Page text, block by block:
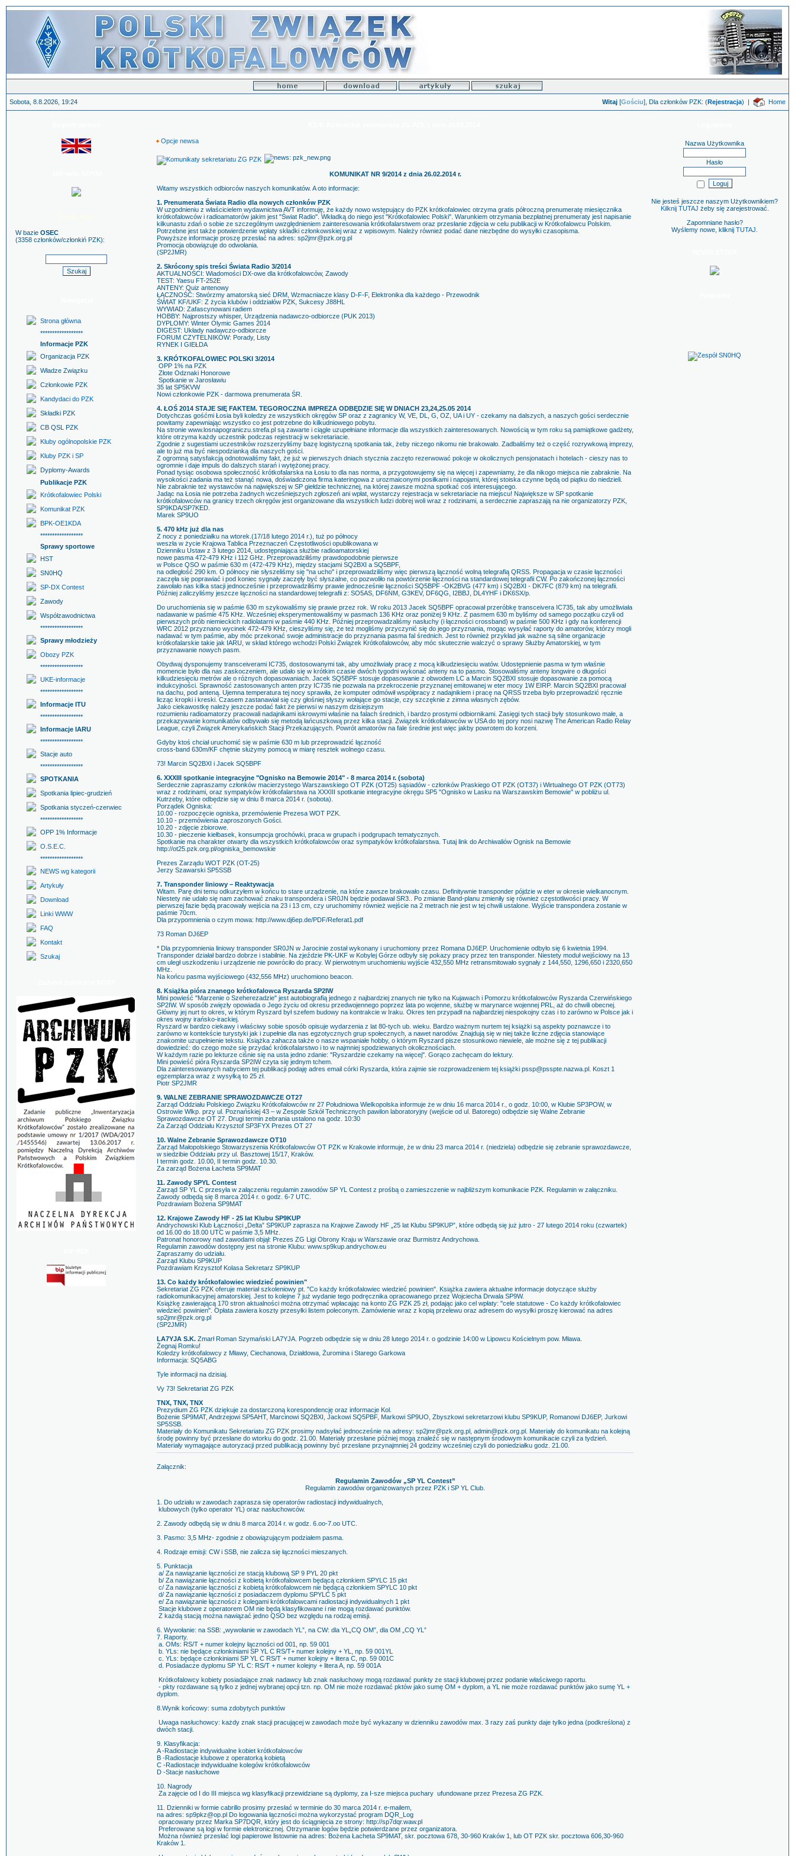
Sobota, 8.8.2026, 19:24 Witaj [Gościu], Dla członków PZK: (Rejestracja) | Home
W bazie OSEC
(3358 członków/członkiń PZK):
Strona główna
******************
Informacje PZK
Organizacja PZK
Władze Związku
Członkowie PZK
Kandydaci do PZK
Składki PZK
CB QSL PZK
Kluby ogólnopolskie PZK
Kluby PZK i SP
Dyplomy-Awards
Publikacje PZK
Krótkofalowiec Polski
Komunikat PZK
BPK-OE1KDA
******************
Sprawy sportowe
HST
SN0HQ
SP-DX Contest
Zawody
Współzawodnictwa
******************
Sprawy młodzieży
Obozy PZK
******************
UKE-informacje
******************
Informacje ITU
******************
Informacje IARU
******************
Stacje auto
******************
SPOTKANIA
Spotkania lipiec-grudzień
Spotkania styczeń-czerwiec
******************
OPP 1% Informacje
O.S.E.C.
******************
NEWS wg kategorii
Artykuły
Download
Linki WWW
FAQ
Kontakt
Szukaj
Opcje newsa
KOMUNIKAT NR 9/2014 z dnia 26.02.2014 r.
Witamy wszystkich odbiorców naszych komunikatów. A oto informacje:
1. Prenumerata Świata Radio dla nowych członków PZK
W uzgodnieniu z właścicielem wydawnictwa AVT informuję, że każdy nowo wstępujący do PZK krótkofalowiec otrzyma gratis półroczną prenumeratę miesięcznika
krótkofalowców i radioamatorów jakim jest "Świat Radio". Wkładką do niego jest "Krótkofalowiec Polski". Warunkiem otrzymania bezpłatnej prenumeraty jest napisanie
kilkunastu zdań o sobie ze szczególnym uwzględnieniem zainteresowania krótkofalarstwem oraz przesłanie zdjęcia w celu publikacji w Krótkofalowcu Polskim.
Potrzebne jest także potwierdzenie wpłaty składki członkowskiej wraz z wpisowym. Należy również podać dane niezbędne do wysyłki czasopisma.
Powyższe informacje proszę przesłać na adres: sp2jmr@pzk.org.pl
Promocja obowiązuje do odwołania.
(SP2JMR)
2. Skrócony spis treści Świata Radio 3/2014
AKTUALNOŚCI: Wiadomości DX-owe dla krótkofalowców, Zawody
TEST: Yaesu FT-252E
ANTENY: Quiz antenowy
ŁĄCZNOŚĆ: Stwórzmy amatorską sieć DRM, Wzmacniacze klasy D-F-F, Elektronika dla każdego - Przewodnik
ŚWIAT KF/UKF: Z życia klubów i oddziałów PZK, Sukcesy J88HL
WYWIAD: Zafascynowani radiem
HOBBY: Najprostszy whisper, Urządzenia nadawczo-odbiorcze (PUK 2013)
DYPLOMY: Winter Olymic Games 2014
DIGEST: Układy nadawczo-odbiorcze
FORUM CZYTELNIKÓW: Porady, Listy
RYNEK I GIEŁDA
3. KRÓTKOFALOWIEC POLSKI 3/2014
OPP 1% na PZK
Złote Odznaki Honorowe
Spotkanie w Jarosławiu
35 lat SP5KVW
Nowi członkowie PZK - darmowa prenumerata ŚR.
4. ŁOŚ 2014 STAJE SIĘ FAKTEM. TEGOROCZNA IMPREZA ODBĘDZIE SIĘ W DNIACH 23,24,25.05 2014
Dotychczas gośćmi Łosia byli koledzy ze wszystkich okręgów SP oraz z zagranicy W, VE, DL, G, OZ, UA i UY - czekamy na dalszych, a naszych gości serdecznie
powitamy zapewniając wszystko co jest potrzebne do kilkudniowego pobytu.
Na stronie www.losnapograniczu.strefa.pl są zawarte i ciągle uzupełniane informacje dla wszystkich zainteresowanych. Nowością w tym roku są pamiątkowe gadżety,
które otrzyma każdy uczestnik podczas rejestracji w sekretariacie.
Zgodnie z sugestiami uczestników rozszerzyliśmy bazę logistyczną spotkania tak, żeby niczego nikomu nie brakowało. Zadbaliśmy też o część rozrywkową imprezy,
ale to już ma być niespodzianką dla naszych gości.
Z ogromną satysfakcją odnotowaliśmy fakt, że już w pierwszych dniach stycznia zaczęto rezerwować pokoje w okolicznych pensjonatach i hotelach - cieszy nas to
ogromnie i daje impuls do dalszych starań i wytężonej pracy.
Ponad tysiąc osobowa społeczność krótkofalarska na Łosiu to dla nas norma, a przygotowujemy się na więcej i zapewniamy, że dla nikogo miejsca nie zabraknie. Na
wysokości zadania ma też stanąć nowa, doświadczona firma kateringowa z urozmaiconymi posiłkami i napojami, której stoiska czynne będą od piątku do niedzieli.
Nie zabraknie też wystawców na największej w SP giełdzie technicznej, na której zawsze można spotkać coś interesującego.
Jadąc na Łosia nie potrzeba żadnych wcześniejszych zgłoszeń ani wpłat, wystarczy rejestracja w sekretariacie na miejscu! Największe w SP spotkanie
krótkofalowców na granicy trzech okręgów jest organizowane dla wszystkich ludzi dobrej woli wraz z rodzinami, a serdecznie zapraszają na nie organizatorzy PZK,
SP9KDA/SP7KED.
Marek SP9UO
5. 470 kHz już dla nas
Z nocy z poniedziałku na wtorek.(17/18 lutego 2014 r.), tuż po północy
weszła w życie Krajowa Tablica Przeznaczeń Częstotliwości opublikowana w
Dzienniku Ustaw z 3 lutego 2014, udostępniająca służbie radioamatorskiej
nowe pasma 472-479 KHz i 112 GHz. Przeprowadziliśmy prawdopodobnie pierwsze
w Polsce QSO w paśmie 630 m (472-479 KHz), między stacjami SQ2BXI a SQ5BPF,
na odległość 290 km. O północy nie słyszeliśmy się "na ucho" i przeprowadziliśmy więc pierwszą łączność wolną telegrafią QRSS. Propagacja w czasie łączności
zaczęła się poprawiać i pod koniec sygnały zaczęły być słyszalne, co pozwoliło na powtórzenie łączności na standardowej telegrafii CW. Po zakończonej łączności
zawołało nas kilka stacji jednocześnie i przeprowadziliśmy prawie jednocześnie łączności SQ5BPF -OK2BVG (477 km) i SQ2BXI - DK7FC (879 km) na telegrafii.
Później zaliczyliśmy jeszcze łączności na standardowej telegrafii z: SO5AS, DF6NM, G3KEV, DF6QG, I2BBJ, DL4YHF i DK6SX/p.
Do uruchomienia się w paśmie 630 m szykowaliśmy się prawie przez rok. W roku 2013 Jacek SQ5BPF opracował przeróbkę transceivera IC735, tak aby umożliwiała
nadawanie w paśmie 475 KHz. Wcześniej eksperymentowaliśmy w pasmach 136 KHz oraz poniżej 9 KHz. Z pasmem 630 m byliśmy od samego początku czyli od
pierwszych prób niemieckich radiolatarni w paśmie 440 KHz. Później przeprowadzaliśmy nasłuchy (i łączności crossband) w paśmie 500 KHz i gdy na konferencji
WRC 2012 przyznano wycinek 472-479 KHz, cieszyliśmy się, że też mogliśmy przyczynić się do jego przyznania, mogąc wysyłać raporty do amatorów, którzy mogli
nadawać w tym paśmie, aby móc przekonać swoje administracje do przyznania pasma fal średnich. Jest to również przykład jak ważne są silne organizacje
krótkofalarskie takie jak IARU, w skład którego wchodzi Polski Związek Krótkofalowców, aby móc skutecznie walczyć o sprawy Służby Amatorskiej, w tym
przyznawanie nowych pasm.
Obydwaj dysponujemy transceiverami IC735, dostosowanymi tak, aby umożliwiały pracę z mocą kilkudziesięciu watów. Udostępnienie pasma w tym właśnie
momencie było dla nas zaskoczeniem, ale udało się w krótkim czasie dwóch tygodni wykonać anteny na to pasmo. Stosowaliśmy anteny longwire o długości
kilkudziesięciu metrów ale o różnych dopasowaniach. Jacek SQ5BPF stosuje dopasowanie z obwodem LC a Marcin SQ2BXI stosuje dopasowanie za pomocą
indukcyjności. Sprawność zastosowanych anten przy IC735 nie pozwala na przekroczenie przyznanej emitowanej w eter mocy 1W EIRP. Marcin SQ2BXI pracował
na dachu, pod anteną. Ujemna temperatura tej nocy sprawiła, że komputer odmówił współpracy z nadajnikiem i pracę na QRSS trzeba było przeprowadzić ręcznie
licząc kropki i kreski. Czasem zastanawiał się czy głośniej słyszy wołające go stacje, czy szczęknie z zimna własnych zębów.
Jako ciekawostkę należy jeszcze podać fakt że pierwsi w naszym dzisiejszym
rozumieniu radioamatorzy pracowali nadajnikami iskrowymi właśnie na falach średnich, i bardzo prostymi odbiornikami. Zasięgi tych stacji były stosunkowo małe, a
przekazywanie komunikatów odbywało się metodą łańcuszkową przez kilka stacji. Związek krótkofalowców w USA do tej pory nosi nazwę The American Radio Relay
League, czyli Związek Amerykańskich Stacji Przekazujących. Powrót amatorów na fale średnie jest więc jakby powrotem do korzeni.
Gdyby ktoś chciał uruchomić się w paśmie 630 m lub przeprowadzić łączność
cross-band 630m/KF chętnie służymy pomocą w miarę resztek wolnego czasu.
73! Marcin SQ2BXI i Jacek SQ5BPF
6. XXXIII spotkanie integracyjne "Ognisko na Bemowie 2014" - 8 marca 2014 r. (sobota)
Serdecznie zapraszamy członków macierzystego Warszawskiego OT PZK (OT25) sąsiadów - członków Praskiego OT PZK (OT37) i Wirtualnego OT PZK (OT73)
wraz z rodzinami, oraz sympatyków krótkofalarstwa na XXXIII spotkanie integracyjne okręgu SP5 "Ognisko w Lasku na Warszawskim Bemowie" w pobliżu ul.
Kutrzeby, które odbędzie się w dniu 8 marca 2014 r. (sobota).
Porządek Ogniska:
10.00 - rozpoczęcie ogniska, przemówienie Prezesa WOT PZK.
10.10 - przemówienia zaproszonych Gości.
10.20 - zdjęcie zbiorowe.
10.30 - pieczenie kiełbasek, konsumpcja grochówki, praca w grupach i podgrupach tematycznych.
Spotkanie ma charakter otwarty dla wszystkich krótkofalowców oraz sympatyków krótkofalarstwa. Tutaj link do Archiwaliów Ognisk na Bemowie
http://ot25.pzk.org.pl/ogniska_bemowskie
Prezes Zarządu WOT PZK (OT-25)
Jerzy Szawarski SP5SSB
7. Transponder liniowy – Reaktywacja
Witam. Parę dni temu odkurzyłem w końcu to stare urządzenie, na które zawsze brakowało czasu. Definitywnie transponder pójdzie w eter w okresie wielkanocnym.
Niestety nie udało się nam zachować znaku transpondera i SR0JN będzie podawał SR3.. Po zmianie Band-planu zmieniły się również częstotliwości pracy. W
pierwszej fazie będą pracowały wejścia na 23 i 13 cm, czy uruchomimy również wejście na 2 metrach nie jest w tej chwili ustalone. Wyjście transpondera zostanie w
paśmie 70cm.
Dla przypomnienia o czym mowa: http://www.dj6ep.de/PDF/Referat1.pdf
73 Roman DJ6EP
* Dla przypomnienia liniowy transponder SR0JN w Jarocinie został wykonany i uruchomiony przez Romana DJ6EP. Uruchomienie odbyło się 6 kwietnia 1994.
Transponder działał bardzo dobrze i stabilnie. Na zjeździe PK-UKF w Kobylej Górze odbyły się pokazy pracy przez ten transponder. Niestety moduł wejściowy na 13
cm uległ uszkodzeniu i urządzenie nie powróciło do pracy. W pierwotnym uruchomieniu wyjście 432,550 MHz retransmitowało sygnały z 144,550, 1296,650 i 2320,650
MHz.
Na końcu pasma wyjściowego (432,556 MHz) uruchomiono beacon.
8. Książka pióra znanego krótkofalowca Ryszarda SP2IW
Mini powieść "Marzenie o Szeherezadzie" jest autobiografią jednego z najbardziej znanych nie tylko na Kujawach i Pomorzu krótkofalowców Ryszarda Czerwińskiego
SP2IW. W sposób zwięzły opowiada o Jego życiu od okresu przedwojennego poprzez lata po wojenne, służbę w marynarce wojennej PRL, aż do chwili obecnej.
Główny jej nurt to okres, w którym Ryszard był szefem budowy na kontrakcie w Iraku. Okres ten przypadł na najbardziej niespokojny czas i to zarówno w Polsce jak i
okres wojny irańsko-irackiej.
Ryszard w bardzo ciekawy i właściwy sobie sposób opisuje wydarzenia z lat 80-tych ub. wieku. Bardzo ważnym nurtem tej książki są aspekty poznawcze i to
zarówno w kontekście turystyki jak i zupełnie dla nas egzotycznych grup społecznych, a nawet narodów. Znajdują się w niej także liczne zdjęcia stanowiące
znakomite uzupełnienie tekstu. Książka zahacza także o nasze wspaniałe hobby, o którym Ryszard pisze stosunkowo niewiele, ale możne się z tej publikacji
dowiedzieć: do czego może się przydać krótkofalarstwo i to w najmniej spodziewanych okolicznościach.
W każdym razie po lekturze ciśnie się na usta jedno zdanie: "Ryszardzie czekamy na więcej". Gorąco zachęcam do lektury.
Mini powieść pióra Ryszarda SP2IW czyta się jednym tchem.
Dla zainteresowanych nabyciem tej publikacji podaję adres email córki Ryszarda, która zajmie sie rozprowadzeniem tej książki pssp@psspte.nazwa.pl. Koszt 1
egzemplarza wraz z wysyłką to 25 zł.
Piotr SP2JMR
9. WALNE ZEBRANIE SPRAWOZDAWCZE OT27
Zarząd Oddziału Polskiego Związku Krótkofalowców nr 27 Południowa Wielkopolska informuje że w dniu 16 marca 2014 r., o godz. 10:00, w Klubie SP3POW, w
Ostrowie Wlkp. przy ul. Poznańskiej 43 – w Zespole Szkół Technicznych pawilon laboratoryjny (wejście od ul. Batorego) odbędzie się Walne Zebranie
Sprawozdawcze OT 27. Drugi termin zebrania ustalono na godz. 10:30
Za Zarząd Oddziału Krzysztof SP3FYX Prezes OT 27
10. Walne Zebranie Sprawozdawcze OT10
Zarząd Małopolskiego Stowarzyszenia Krótkofalowców OT PZK w Krakowie informuje, że w dniu 23 marca 2014 r. (niedziela) odbędzie się zebranie sprawozdawcze,
w siedzibie Oddziału przy ul. Basztowej 15/17, Kraków.
I termin godz. 10.00, II termin godz. 10.30.
Za zarząd Bożena Łacheta SP9MAT
11. Zawody SPYL Contest
Zarząd SP YL C przesyła w załączeniu regulamin zawodów SP YL Contest z prośbą o zamieszczenie w najbliższym komunikacie PZK. Regulamin w załączniku.
Zawody odbędą się 8 marca 2014 r. o godz. 6-7 UTC.
Pozdrawiam Bożena SP9MAT
12. Krajowe Zawody HF - 25 lat Klubu SP9KUP
Andrychowski Klub Łączności „Delta” SP9KUP zaprasza na Krajowe Zawody HF „25 lat Klubu SP9KUP”, które odbędą się już jutro - 27 lutego 2014 roku (czwartek)
od 16.00 do 18.00 UTC w paśmie 3,5 MHz.
Patronat honorowy nad zawodami objął: Prezes ZG Ligi Obrony Kraju w Warszawie oraz Burmistrz Andrychowa.
Regulamin zawodów dostępny jest na stronie Klubu: www.sp9kup.andrychow.eu
Zapraszamy do udziału.
Zarząd Klubu SP9KUP
Pozdrawiam Krzysztof Kolasa Sekretarz SP9KUP
13. Co każdy krótkofalowiec wiedzieć powinien"
Sekretariat ZG PZK oferuje materiał szkoleniowy pt. "Co każdy krótkofalowiec wiedzieć powinien". Książka zawiera aktualne informacje dotyczące służby
radiokomunikacyjnej amatorskiej. Jest to kolejne 7 już wydanie tego podręcznika opracowanego przez Wojciecha Drwala SP9W.
Książkę zawierającą 170 stron aktualności można otrzymać wpłacając na konto ZG PZK 25 zł, podając jako cel wpłaty: "cele statutowe - Co każdy krótkofalowiec
wiedzieć powinien". Opłata zawiera koszty przesyłki listem poleconym. Zamówienie wraz z kopią przelewu oraz adresem do wysyłki proszę kierować na adres
sp2jmr@pzk.org.pl
(SP2JMR)
LA7YJA S.K. Zmarł Roman Szymański LA7YJA. Pogrzeb odbędzie się w dniu 28 lutego 2014 r. o godzinie 14:00 w Lipowcu Kościelnym pow. Mława.
Żegnaj Romku!
Koledzy krótkofalowcy z Mławy, Ciechanowa, Działdowa, Żuromina i Starego Garkowa
Informacja: SQ5ABG
Tyle informacji na dzisiaj.
Vy 73! Sekretariat ZG PZK
TNX, TNX, TNX
Prezydium ZG PZK dziękuje za dostarczoną korespondencję oraz informacje Kol.
Bożenie SP9MAT, Andrzejowi SP5AHT, Marcinowi SQ2BXI, Jackowi SQ5PBF, Markowi SP9UO, Zbyszkowi sekretarzowi klubu SP9KUP, Romanowi DJ6EP, Jurkowi
SP5SSB.
Materiały do Komunikatu Sekretariatu ZG PZK prosimy nadsyłać jednocześnie na adresy: sp2jmr@pzk.org.pl, admin@pzk.org.pl. Materiały do komunikatu na kolejną
środę powinny być przesłane do wtorku do godz. 21.00. Materiały przesłane później mogą znaleźć się w następnym środowym komunikacie czyli za tydzień.
Materiały wymagające autoryzacji przed publikacją powinny być przesłane przynajmniej 24 godziny wcześniej czyli do poniedziałku godz. 21.00.
Załącznik:
Regulamin Zawodów „SP YL Contest”
Regulamin zawodów organizowanych przez PZK i SP YL Club.
1. Do udziału w zawodach zaprasza się operatorów radiostacji indywidualnych,
klubowych (tylko operator YL) oraz nasłuchowców.
2. Zawody odbędą się w dniu 8 marca 2014 r. w godz. 6.oo-7.oo UTC.
3. Pasmo: 3,5 MHz- zgodnie z obowiązującym podziałem pasma.
4. Rodzaje emisji: CW i SSB, nie zalicza się łączności mieszanych.
5. Punktacja
a/ Za nawiązanie łączności ze stacją klubową SP 9 PYL 20 pkt
b/ Za nawiązanie łączności z kobietą krótkofalowcem będącą członkiem SPYLC 15 pkt
c/ Za nawiązanie łączności z kobietą krótkofalowcem nie będącą członkiem SPYLC 10 pkt
d/ Za nawiązanie łączności z posiadaczem dyplomu SPYLC 5 pkt
e/ Za nawiązanie łączności z kolegami krótkofalowcami radiostacji indywidualnych 1 pkt
Stacje klubowe z operatorem OM nie będą klasyfikowane i nie mogą rozdawać punktów.
Z każdą stacją można nawiązać jedno QSO bez względu na rodzaj emisji.
6. Wywołanie: na SSB: „wywołanie w zawodach YL”, na CW: dla YL„CQ OM”, dla OM „CQ YL”
7. Raporty.
a. OMs: RS/T + numer kolejny łączności od 001, np. 59 001
b. YLs: nie będące członkiniami SP YL C RS/T+ numer kolejny + YL, np. 59 001YL
c. YLs: będące członkiniami SP YL C RS/T + numer kolejny + litera C, np. 59 001C
d. Posiadacze dyplomu SP YL C: RS/T + numer kolejny + litera A, np. 59 001A
Krótkofalowcy kobiety posiadające znak nadawcy lub znak nasłuchowy mogą rozdawać punkty ze stacji klubowej przez podanie właściwego raportu.
- pkty rozdawane są tylko z jednej wybranej opcji tzn. np. OM nie może rozdawać pktów jako sumę OM + dyplom, a YL nie może rozdawać punktów jako sumę YL +
dyplom.
8.Wynik końcowy: suma zdobytych punktów
Uwaga nasłuchowcy: każdy znak stacji pracującej w zawodach może być wykazany w dzienniku zawodów max. 3 razy zaś punkty daje tylko jedna (podkreślona) z
dwóch stacji.
9. Klasyfikacja:
A -Radiostacje indywidualne kobiet krótkofalowców
B -Radiostacje klubowe z operatorką kobietą
C -Radiostacje indywidualne kolegów krótkofalowców
D -Stacje nasłuchowe
10. Nagrody
Za zajęcie od I do III miejsca wg klasyfikacji przewidziane są dyplomy, za I-sze miejsca puchary ufundowane przez Prezesa ZG PZK.
11. Dzienniki w formie cabrillo prosimy przesłać w terminie do 30 marca 2014 r. e-mailem,
na adres: sp9pkz@op.pl Do logowania łączności można wykorzystać program DQR_Log
opracowany przez Marka SP7DQR, który jest do ściągnięcia ze strony: http://sp7dqr.waw.pl
Preferowane są logi w formie elektronicznej. Otrzymanie logów będzie potwierdzane przez organizatora.
Można również przesłać logi papierowe listownie na adres: Bożena Łacheta SP9MAT, skr. pocztowa 678, 30-960 Kraków 1, lub OT PZK skr. pocztowa 606,30-960
Kraków 1.
Nazwa Użytkownika
Hasło
Nie jesteś jeszcze naszym Użytkownikiem?
Kilknij TUTAJ żeby się zarejestrować.
Zapomniane hasło?
Wyślemy nowe, kliknij TUTAJ